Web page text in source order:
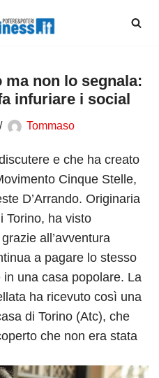
non lo segnala:
infuriare i social
Tommaso
e che ha creato
Cinque Stelle,
D’Arrando. Originaria
Torino, ha visto
all’avventura
a pagare lo stesso
in una casa popolare. La
ha ricevuto così una
di Torino (Atc), che
che non era stata